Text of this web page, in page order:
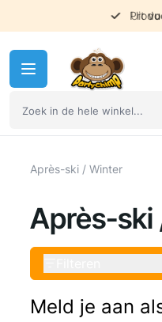
Uit
Après-ski / Winter
Après-ski
Meld je aan